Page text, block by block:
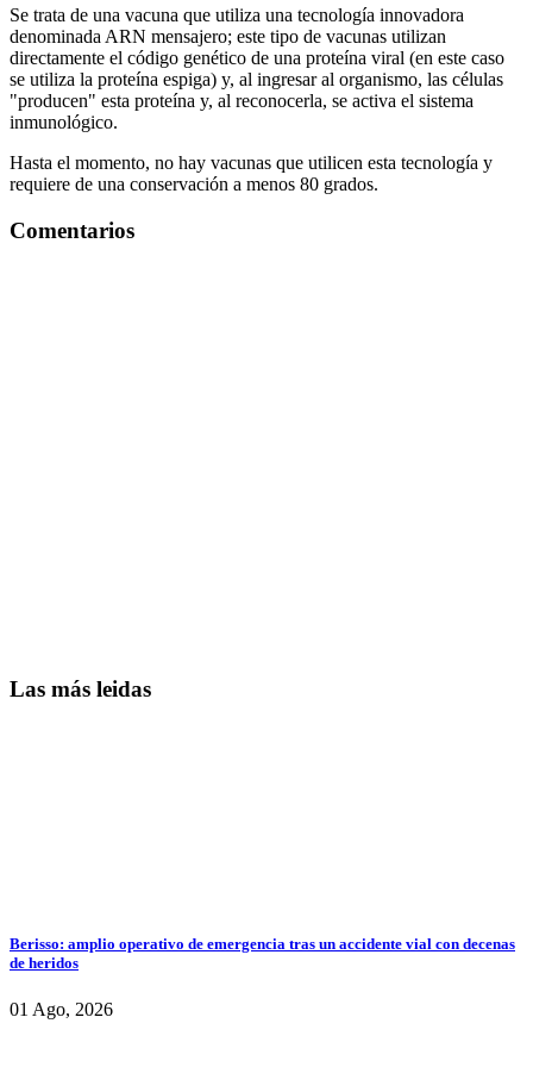
Se trata de una vacuna que utiliza una tecnología innovadora
denominada ARN mensajero; este tipo de vacunas utilizan
directamente el código genético de una proteína viral (en este caso
se utiliza la proteína espiga) y, al ingresar al organismo, las células
"producen" esta proteína y, al reconocerla, se activa el sistema
inmunológico.
Hasta el momento, no hay vacunas que utilicen esta tecnología y
requiere de una conservación a menos 80 grados.
Comentarios
Las más leidas
Berisso: amplio operativo de emergencia tras un accidente vial con decenas
de heridos
01 Ago, 2026